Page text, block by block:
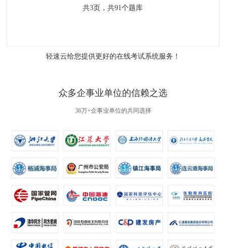
共3页，共91个题库
轻速云给您提供更好的在线考试系统服务！
众多企事业单位的信赖之选
36万+企事业单位的共同选择